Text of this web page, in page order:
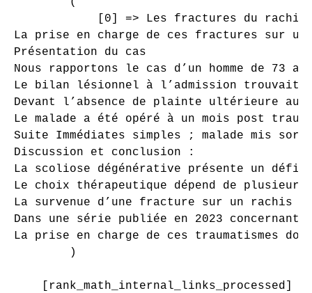
[0] => Les fractures du
La prise en charge de ces fractures sur
Présentation du cas
Nous rapportons le cas d’un homme de
Le bilan lésionnel à l’admission trouvait
Devant l’absence de plainte ultérieure
Le malade a été opéré à un mois post
Suite Immédiates simples ; malade mis
Discussion et conclusion :
La scoliose dégénérative présente un
Le choix thérapeutique dépend de
La survenue d’une fracture sur un rachis
Dans une série publiée en 2023
La prise en charge de ces
        )
[rank_math_internal_links_processed]